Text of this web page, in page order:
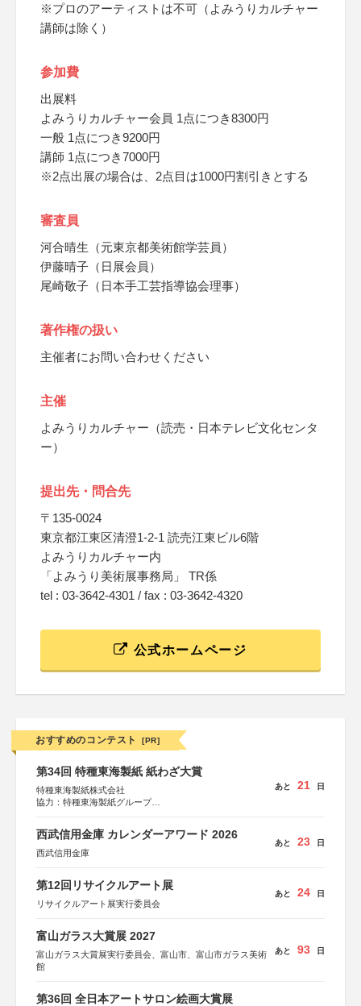
※プロのアーティストは不可（よみうりカルチャー
講師は除く）
参加費
出展料
よみうりカルチャー会員 1点につき8300円
一般 1点につき9200円
講師 1点につき7000円
※2点出展の場合は、2点目は1000円割引きとする
審査員
河合晴生（元東京都美術館学芸員）
伊藤晴子（日展会員）
尾崎敬子（日本手工芸指導協会理事）
著作権の扱い
主催者にお問い合わせください
主催
よみうりカルチャー（読売・日本テレビ文化センタ
ー）
提出先・問合先
〒135-0024
東京都江東区清澄1-2-1 読売江東ビル6階
よみうりカルチャー内
「よみうり美術展事務局」 TR係
tel : 03-3642-4301 / fax : 03-3642-4320
公式ホームページ
おすすめのコンテスト [PR]
第34回 特種東海製紙 紙わざ大賞
特種東海製紙株式会社
協力：特種東海製紙グループ
あと 21 日
西武信用金庫 カレンダーアワード 2026
西武信用金庫
あと 23 日
第12回リサイクルアート展
リサイクルアート展実行委員会
あと 24 日
富山ガラス大賞展 2027
富山ガラス大賞展実行委員会、富山市、富山市ガラス美術
館
あと 93 日
第36回 全日本アートサロン絵画大賞展